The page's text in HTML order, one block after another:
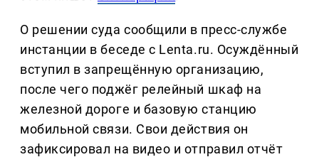
О решении суда сообщили в пресс-службе
инстанции в беседе с Lenta.ru. Осуждённый
вступил в запрещённую организацию,
после чего поджёг релейный шкаф на
железной дороге и базовую станцию
мобильной связи. Свои действия он
зафиксировал на видео и отправил отчёт